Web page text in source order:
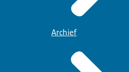
Archief